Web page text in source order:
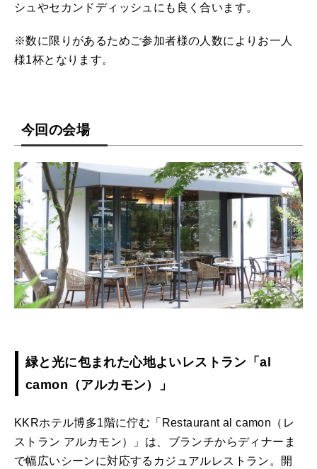
シュやセカンドディッシュにも良く合います。
※数に限りがあるためご参加者様の人数によりお一人
様1杯となります。
今回の会場
緑と光に包まれた心地よいレストラン「al
camon（アルカモン）」
KKRホテル博多1階に佇む「Restaurant al camon（レ
ストラン アルカモン）」は、ブランチからディナーま
で幅広いシーンに対応するカジュアルレストラン。開